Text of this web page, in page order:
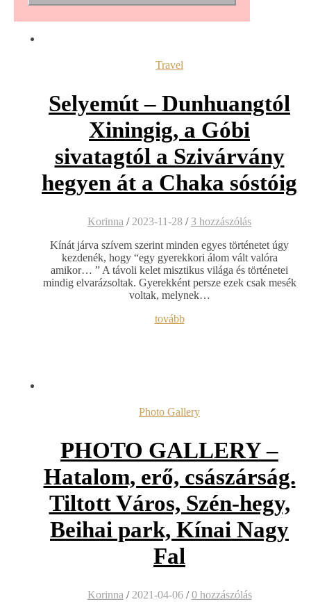
Travel
Selyemút – Dunhuangtól
Xiningig, a Góbi
sivatagtól a Szivárvány
hegyen át a Chaka sóstóig
Korinna / 2023-11-28 / 3 hozzászólás
Kínát járva szívem szerint minden egyes történetet úgy
kezdenék, hogy “egy gyerekkori álom vált valóra
amikor… ” A távoli kelet misztikus világa és történetei
mindig elvarázsoltak. Gyerekként persze ezek csak mesék
voltak, melynek…
tovább
Photo Gallery
PHOTO GALLERY –
Hatalom, erő, császárság.
Tiltott Város, Szén-hegy,
Beihai park, Kínai Nagy
Fal
Korinna / 2021-04-06 / 0 hozzászólás